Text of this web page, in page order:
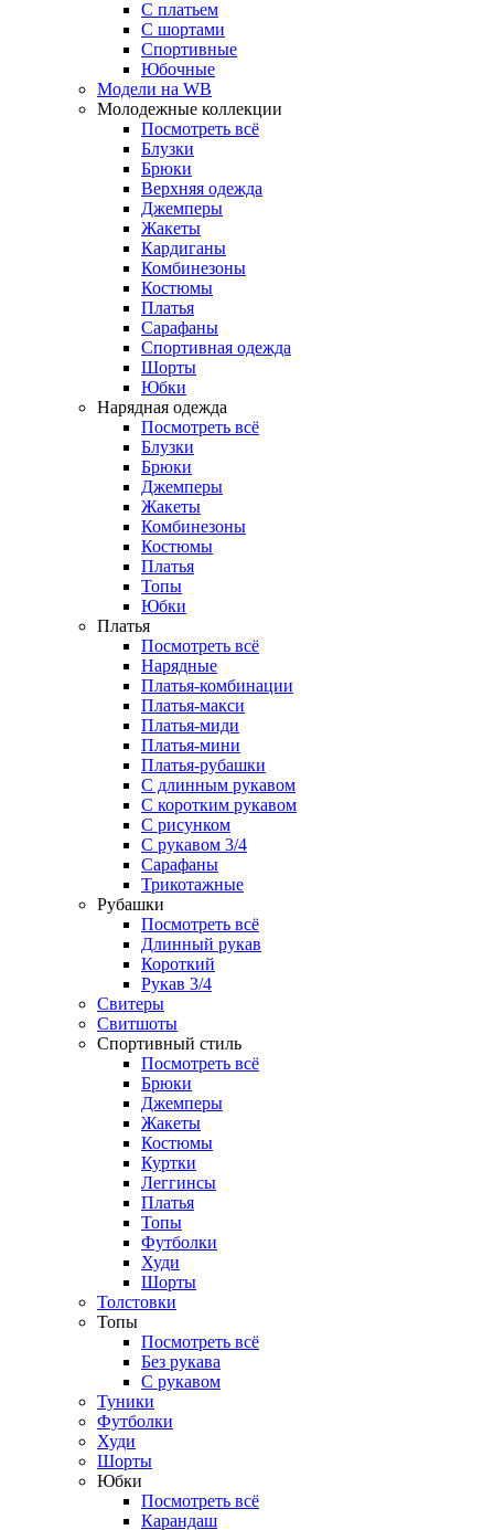
С платьем
С шортами
Спортивные
Юбочные
Модели на WB
Молодежные коллекции
Посмотреть всё
Блузки
Брюки
Верхняя одежда
Джемперы
Жакеты
Кардиганы
Комбинезоны
Костюмы
Платья
Сарафаны
Спортивная одежда
Шорты
Юбки
Нарядная одежда
Посмотреть всё
Блузки
Брюки
Джемперы
Жакеты
Комбинезоны
Костюмы
Платья
Топы
Юбки
Платья
Посмотреть всё
Нарядные
Платья-комбинации
Платья-макси
Платья-миди
Платья-мини
Платья-рубашки
С длинным рукавом
С коротким рукавом
С рисунком
С рукавом 3/4
Сарафаны
Трикотажные
Рубашки
Посмотреть всё
Длинный рукав
Короткий
Рукав 3/4
Свитеры
Свитшоты
Спортивный стиль
Посмотреть всё
Брюки
Джемперы
Жакеты
Костюмы
Куртки
Леггинсы
Платья
Топы
Футболки
Худи
Шорты
Толстовки
Топы
Посмотреть всё
Без рукава
С рукавом
Туники
Футболки
Худи
Шорты
Юбки
Посмотреть всё
Карандаш